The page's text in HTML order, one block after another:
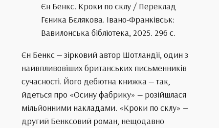
Єн Бенкс. Кроки по склу / Переклад
Гєника Бєлякова. Івано-Франківськ:
Вавилонська бібліотека, 2025. 296 с.
Єн Бенкс — зірковий автор Шотландії, один з
найвпливовіших британських письменників
сучасності. Його дебютна книжка — так,
йдеться про «Осину фабрику» — розійшлася
мільйонними накладами. «Кроки по склу» —
другий Бенксовий роман, нещодавно